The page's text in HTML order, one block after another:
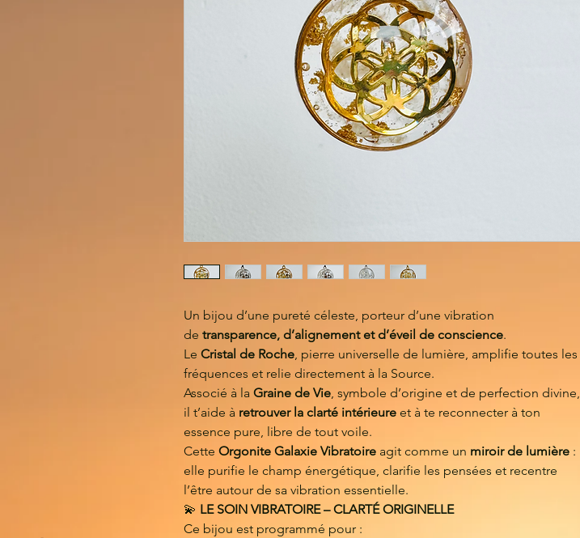
Un bijou d’une pureté céleste, porteur d’une vibration
de transparence, d’alignement et d’éveil de conscience.
Le Cristal de Roche, pierre universelle de lumière, amplifie toutes les
fréquences et relie directement à la Source.
Associé à la Graine de Vie, symbole d’origine et de perfection divine,
il t’aide à retrouver la clarté intérieure et à te reconnecter à ton
essence pure, libre de tout voile.
Cette Orgonite Galaxie Vibratoire agit comme un miroir de lumière :
elle purifie le champ énergétique, clarifie les pensées et recentre
l’être autour de sa vibration essentielle.
💫 LE SOIN VIBRATOIRE – CLARTÉ ORIGINELLE
Ce bijou est programmé pour :